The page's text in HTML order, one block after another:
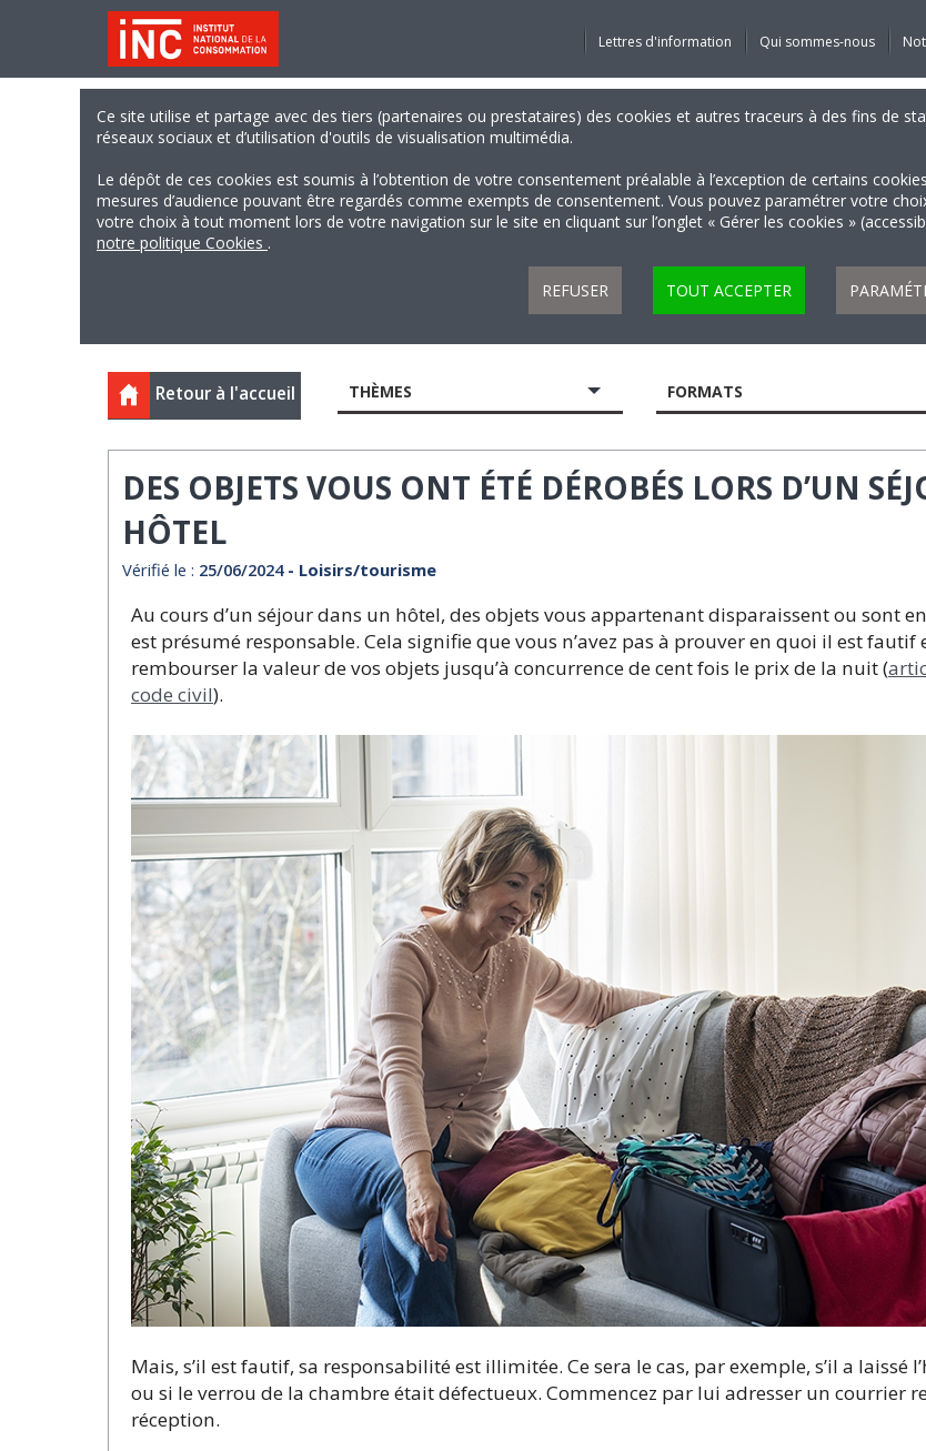
Lettres d'information Qui sommes-nous
Ce site utilise et partage avec des tiers (partenaires ou prestataires) des cookies et autres traceurs à des fins de
réseaux sociaux et d’utilisation d'outils de visualisation multimédia.
Le dépôt de ces cookies est soumis à l’obtention de votre consentement préalable à l’exception de certains
mesures d’audience pouvant être regardés comme exempts de consentement. Vous pouvez paramétrer votre
votre choix à tout moment lors de votre navigation sur le site en cliquant sur l’onglet « Gérer les cookies »
notre politique Cookies .
REFUSER TOUT ACCEPTER
Retour à l'accueil THÈMES FORMATS
DES OBJETS VOUS ONT ÉTÉ DÉROBÉS LORS D’UN
HÔTEL
Vérifié le : 25/06/2024 - Loisirs/tourisme
Au cours d’un séjour dans un hôtel, des objets vous appartenant disparaissent ou sont
est présumé responsable. Cela signifie que vous n’avez pas à prouver en quoi il est fautif
rembourser la valeur de vos objets jusqu’à concurrence de cent fois le prix de la nuit (
code civil).
Mais, s’il est fautif, sa responsabilité est illimitée. Ce sera le cas, par exemple, s’il a laissé
ou si le verrou de la chambre était défectueux. Commencez par lui adresser un courrier
réception.